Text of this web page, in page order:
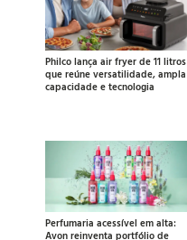
Philco lança air fryer de 11 litros
que reúne versatilidade, ampla
capacidade e tecnologia
Perfumaria acessível em alta:
Avon reinventa portfólio de